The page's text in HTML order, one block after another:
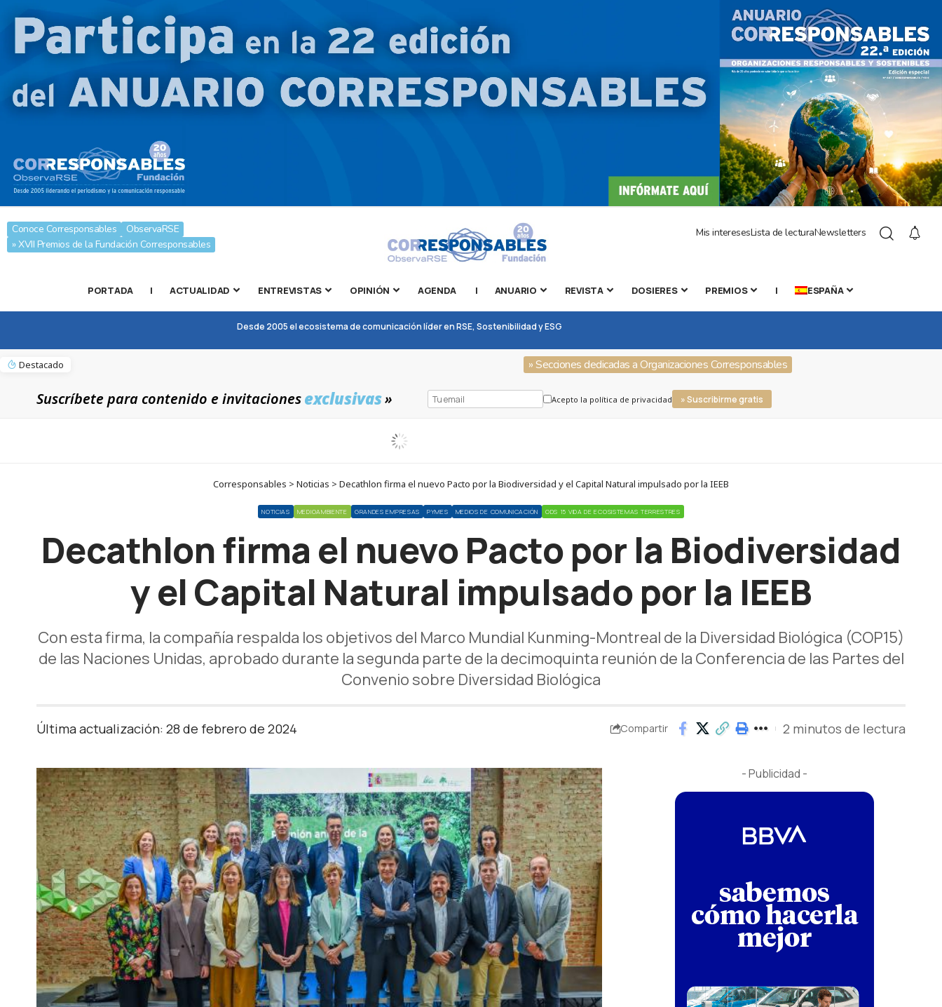
Conoce Corresponsables
ObservaRSE
» XVII Premios de la Fundación Corresponsables
Mis interesesLista de lecturaNewsletters
PORTADA | ACTUALIDAD ENTREVISTAS OPINIÓN AGENDA | ANUARIO REVISTA DOSIERES PREMIOS | ESPAÑA
Desde 2005 el ecosistema de comunicación líder en RSE, Sostenibilidad y ESG
Destacado » Secciones dedicadas a Organizaciones Corresponsables
Suscríbete para contenido e invitacionesexclusivas» Acepto la política de privacidad » Suscribirme gratis
Corresponsables > Noticias > Decathlon firma el nuevo Pacto por la Biodiversidad y el Capital Natural impulsado por la IEEB
NOTICIAS MEDIOAMBIENTE GRANDES EMPRESAS PYMES MEDIOS DE COMUNICACIÓN ODS 15 VIDA DE ECOSISTEMAS TERRESTRES
Decathlon firma el nuevo Pacto por la Biodiversidad
y el Capital Natural impulsado por la IEEB
Con esta firma, la compañía respalda los objetivos del Marco Mundial Kunming-Montreal de la Diversidad Biológica (COP15)
de las Naciones Unidas, aprobado durante la segunda parte de la decimoquinta reunión de la Conferencia de las Partes del
Convenio sobre Diversidad Biológica
Última actualización: 28 de febrero de 2024 Compartir 2 minutos de lectura
- Publicidad -